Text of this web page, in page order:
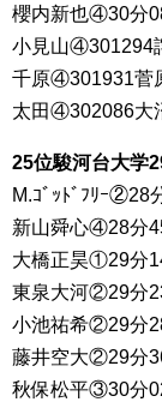
櫻内新也④30分
小見山④301294
千原④301931菅
太田④302086大
25位駿河台大学
M.ｺﾞｯﾄﾞﾌﾘｰ②28
新山舜心④28分
大橋正昊①29分
東泉大河②29分
小池祐希②29分
藤井空大②29分
秋保松平③30分